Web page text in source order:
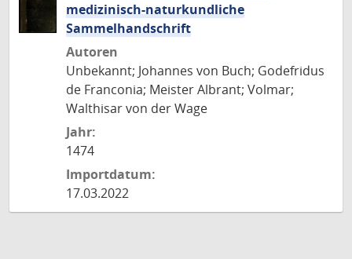
medizinisch-naturkundliche
Sammelhandschrift
Autoren
Unbekannt; Johannes von Buch; Godefridus
de Franconia; Meister Albrant; Volmar;
Walthisar von der Wage
Jahr:
1474
Importdatum:
17.03.2022